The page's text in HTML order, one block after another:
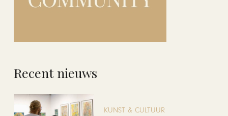
Recent nieuws
KUNST & CULTUUR